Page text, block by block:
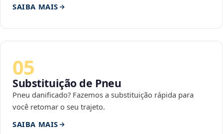
SAIBA MAIS
05
Substituição de Pneu
Pneu danificado? Fazemos a substituição rápida para
você retomar o seu trajeto.
SAIBA MAIS